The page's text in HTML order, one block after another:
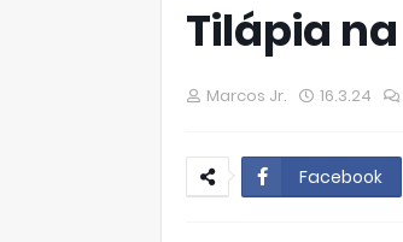
Tilápia
Marcos Jr. 16.3.24
Facebook